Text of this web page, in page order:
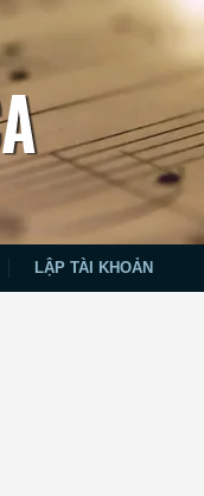
LẬP TÀI KHOẢN